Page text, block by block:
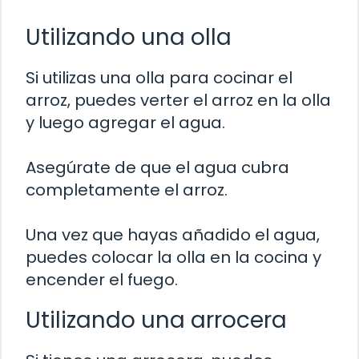
Utilizando una olla
Si utilizas una olla para cocinar el
arroz, puedes verter el arroz en la olla
y luego agregar el agua.
Asegúrate de que el agua cubra
completamente el arroz.
Una vez que hayas añadido el agua,
puedes colocar la olla en la cocina y
encender el fuego.
Utilizando una arrocera